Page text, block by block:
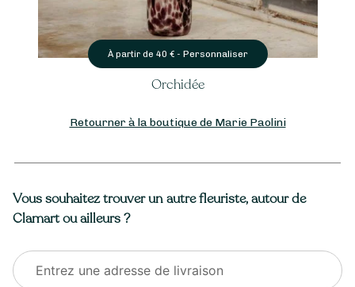
À partir de 40 € - Personnaliser
Orchidée
Retourner à la boutique de Marie Paolini
Vous souhaitez trouver un autre fleuriste, autour de
Clamart ou ailleurs ?